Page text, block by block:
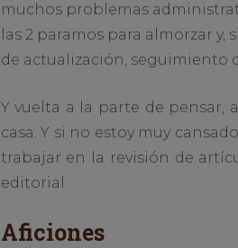
muchos problemas
las 2 paramos para almorzar
de actualización, seguimiento
Y vuelta a la parte de pensar,
casa. Y si no estoy muy
trabajar en la revisión de
editorial.
Aficiones